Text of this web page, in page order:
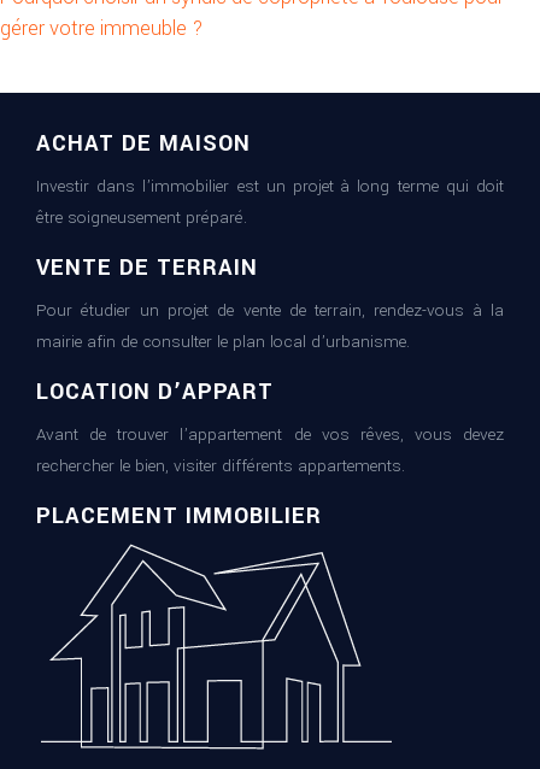
gérer votre immeuble ?
ACHAT DE MAISON
Investir dans l’immobilier est un projet à long terme qui doit
être soigneusement préparé.
VENTE DE TERRAIN
Pour étudier un projet de vente de terrain, rendez-vous à la
mairie afin de consulter le plan local d’urbanisme.
LOCATION D’APPART
Avant de trouver l’appartement de vos rêves, vous devez
rechercher le bien, visiter différents appartements.
PLACEMENT IMMOBILIER